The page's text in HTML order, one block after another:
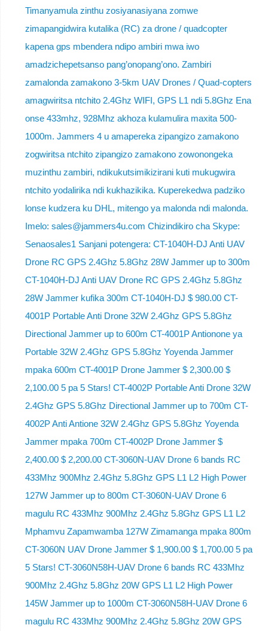
Timanyamula zinthu zosiyanasiyana zomwe
zimapangidwira kutalika (RC) za drone / quadcopter
kapena gps mbendera ndipo ambiri mwa iwo
amadzichepetsanso pang’onopang’ono. Zambiri
zamalonda zamakono 3-5km UAV Drones / Quad-copters
amagwiritsa ntchito 2.4Ghz WIFI, GPS L1 ndi 5.8Ghz Ena
onse 433mhz, 928Mhz akhoza kulamulira maxita 500-
1000m. Jammers 4 u amapereka zipangizo zamakono
zogwiritsa ntchito zipangizo zamakono zowonongeka
muzinthu zambiri, ndikukutsimikizirani kuti mukugwira
ntchito yodalirika ndi kukhazikika. Kuperekedwa padziko
lonse kudzera ku DHL, mitengo ya malonda ndi malonda.
Imelo: sales@jammers4u.com Chizindikiro cha Skype:
Senaosales1 Sanjani potengera: CT-1040H-DJ Anti UAV
Drone RC GPS 2.4Ghz 5.8Ghz 28W Jammer up to 300m
CT-1040H-DJ Anti UAV Drone RC GPS 2.4Ghz 5.8Ghz
28W Jammer kufika 300m CT-1040H-DJ $ 980.00 CT-
4001P Portable Anti Drone 32W 2.4Ghz GPS 5.8Ghz
Directional Jammer up to 600m CT-4001P Antionone ya
Portable 32W 2.4Ghz GPS 5.8Ghz Yoyenda Jammer
mpaka 600m CT-4001P Drone Jammer $ 2,300.00 $
2,100.00 5 pa 5 Stars! CT-4002P Portable Anti Drone 32W
2.4Ghz GPS 5.8Ghz Directional Jammer up to 700m CT-
4002P Anti Antione 32W 2.4Ghz GPS 5.8Ghz Yoyenda
Jammer mpaka 700m CT-4002P Drone Jammer $
2,400.00 $ 2,200.00 CT-3060N-UAV Drone 6 bands RC
433Mhz 900Mhz 2.4Ghz 5.8Ghz GPS L1 L2 High Power
127W Jammer up to 800m CT-3060N-UAV Drone 6
magulu RC 433Mhz 900Mhz 2.4Ghz 5.8Ghz GPS L1 L2
Mphamvu Zapamwamba 127W Zimamanga mpaka 800m
CT-3060N UAV Drone Jammer $ 1,900.00 $ 1,700.00 5 pa
5 Stars! CT-3060N58H-UAV Drone 6 bands RC 433Mhz
900Mhz 2.4Ghz 5.8Ghz 20W GPS L1 L2 High Power
145W Jammer up to 1000m CT-3060N58H-UAV Drone 6
magulu RC 433Mhz 900Mhz 2.4Ghz 5.8Ghz 20W GPS